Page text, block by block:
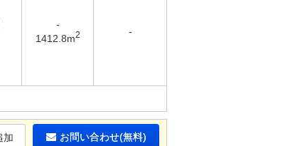
-
1412.8m2 -
加 お問い合わせ(無料)